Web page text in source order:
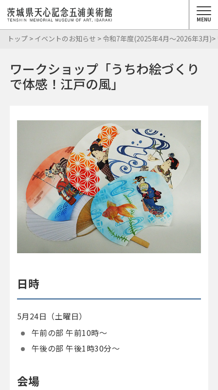
MENU
トップ > イベントのお知らせ >令和7年度(2025年4月～2026年3月)>
ワークショップ「うちわ絵づくり
で体感！江戸の風」
日時
5月24日（土曜日）
午前の部 午前10時～
午後の部 午後1時30分～
会場